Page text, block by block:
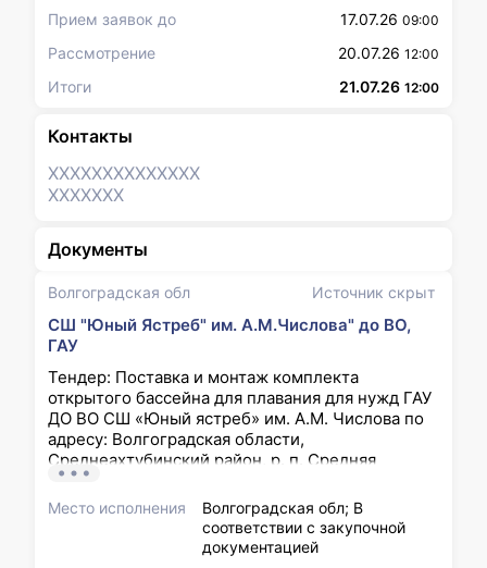
Волгоградская обл Источник скрыт
СШ "Юный Ястреб" им. А.М.Числова" до ВО,
ГАУ
Тендер: Поставка и монтаж комплекта
открытого бассейна для плавания для нужд ГАУ
ДО ВО СШ «Юный ястреб» им. А.М. Числова по
адресу: Волгоградская области,
Среднеахтубинский район, р. п. Средняя
Ахтуба, ул. Промышленная, 15
Место исполнения
Волгоградская обл; В
соответствии с закупочной
документацией
Прием заявок до
17.07.26 09:00
Рассмотрение 20.07.26 12:00
Итоги 21.07.26 12:00
Контакты
XXXXXXXXXXXXXX
XXXXXXX
Документы